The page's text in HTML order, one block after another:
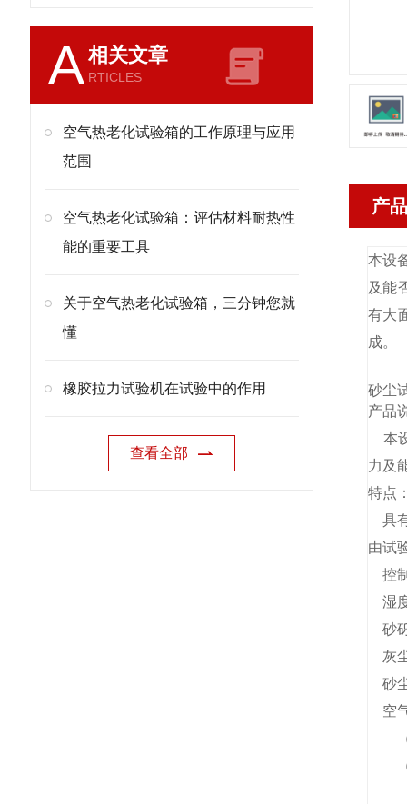
A相关文章
RTICLES
空气热老化试验箱的工作原理与应用
范围
空气热老化试验箱：评估材料耐热性
能的重要工具
关于空气热老化试验箱，三分钟您就
懂
橡胶拉力试验机在试验中的作用
查看全部
产
本设
及能
有大
成。
砂尘
产品
本
力及
特点
具
由试
控
湿
砂
灰
砂
空
（1
（2